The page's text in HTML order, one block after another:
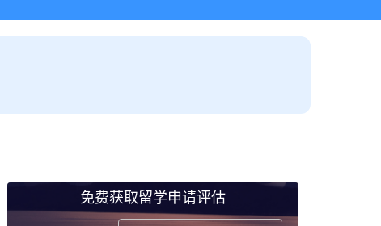
免费获取留学申请评估